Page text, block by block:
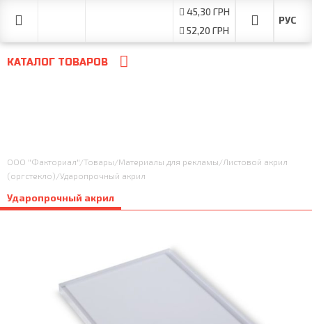
45,30 ГРН
52,20 ГРН
КАТАЛОГ ТОВАРОВ
ООО "Факториал"/Товары /Материалы для рекламы /Листовой акрил
(оргстекло) /Ударопрочный акрил
Ударопрочный акрил